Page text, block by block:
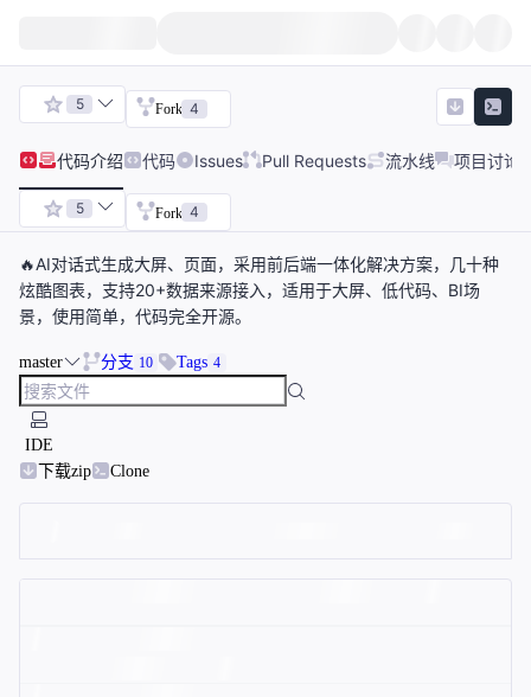
5 Fork 4
代码介绍 代码 Issues Pull Requests 流水线 项目讨论
5 Fork 4
🔥AI对话式生成大屏、页面，采用前后端一体化解决方案，几十种
炫酷图表，支持20+数据来源接入，适用于大屏、低代码、BI场
景，使用简单，代码完全开源。
master 分支 10 Tags 4
IDE
下载zip
Clone